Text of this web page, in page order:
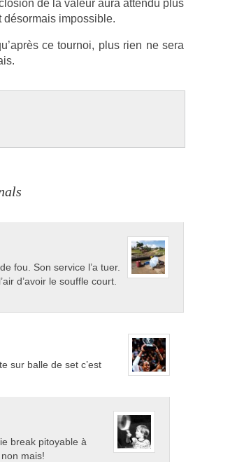
de la valeur aura at­tendu plus
désor­mais im­pos­sible.
ce tour­noi, plus rien ne sera
fou. Son service l’a tuer.
d’avoir le souffle court.
sur balle de set c’est
break pitoyable à
mais!